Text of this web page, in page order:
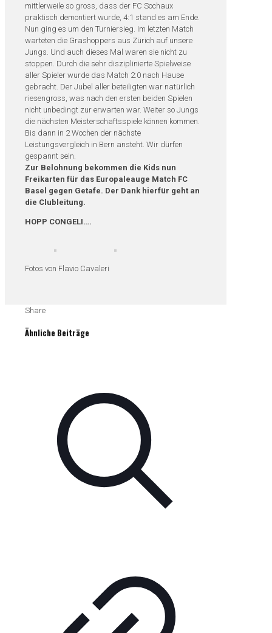
mittlerweile so gross, dass der FC Sochaux
praktisch demontiert wurde, 4:1 stand es am Ende.
Nun ging es um den Turniersieg. Im letzten Match
warteten die Grashoppers aus Zürich auf unsere
Jungs. Und auch dieses Mal waren sie nicht zu
stoppen. Durch die sehr disziplinierte Spielweise
aller Spieler wurde das Match 2:0 nach Hause
gebracht. Der Jubel aller beteiligten war natürlich
riesengross, was nach den ersten beiden Spielen
nicht unbedingt zur erwarten war. Weiter so Jungs
die nächsten Meisterschaftsspiele können kommen.
Bis dann in 2 Wochen der nächste
Leistungsvergleich in Bern ansteht. Wir dürfen
gespannt sein.
Zur Belohnung bekommen die Kids nun
Freikarten für das Europaleauge Match FC
Basel gegen Getafe. Der Dank hierfür geht an
die Clubleitung.
HOPP CONGELI….
Fotos von Flavio Cavaleri
Share
Ähnliche Beiträge